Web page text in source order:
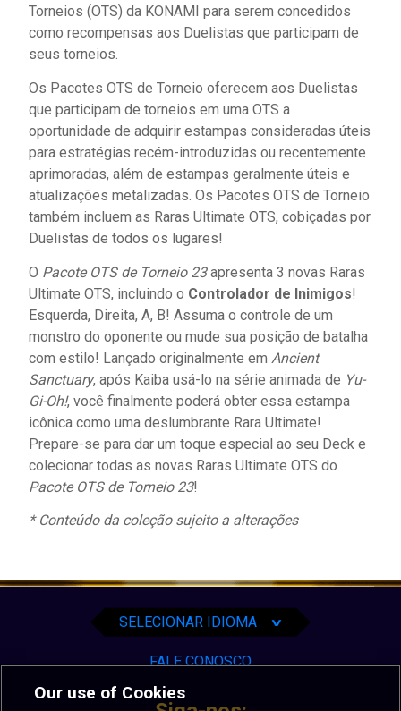
Torneios (OTS) da KONAMI para serem concedidos
como recompensas aos Duelistas que participam de
seus torneios.
Os Pacotes OTS de Torneio oferecem aos Duelistas
que participam de torneios em uma OTS a
oportunidade de adquirir estampas consideradas úteis
para estratégias recém-introduzidas ou recentemente
aprimoradas, além de estampas geralmente úteis e
atualizações metalizadas. Os Pacotes OTS de Torneio
também incluem as Raras Ultimate OTS, cobiçadas por
Duelistas de todos os lugares!
O Pacote OTS de Torneio 23apresenta 3 novas Raras
Ultimate OTS, incluindo o Controlador de Inimigos!
Esquerda, Direita, A, B! Assuma o controle de um
monstro do oponente ou mude sua posição de batalha
com estilo! Lançado originalmente em Ancient
Sanctuary, após Kaiba usá-lo na série animada de Yu-
Gi-Oh!, você finalmente poderá obter essa estampa
icônica como uma deslumbrante Rara Ultimate!
Prepare-se para dar um toque especial ao seu Deck e
colecionar todas as novas Raras Ultimate OTS do
Pacote OTS de Torneio 23!
* Conteúdo da coleção sujeito a alterações
SELECIONAR IDIOMA ∨
FALE CONOSCO
Our use of Cookies